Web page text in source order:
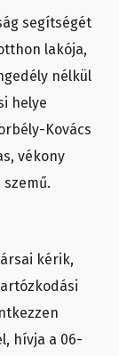
segítségét
lakója,
nélkül
helye
Kovács
vékony
kérik,
hívja a 06-